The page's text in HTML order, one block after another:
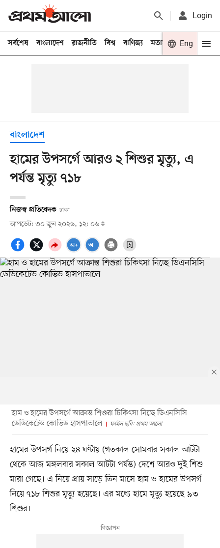
Login
সর্বশেষ বাংলাদেশ রাজনীতি বিশ্ব বাণিজ্য মতামত খেলা
Eng
বাংলাদেশ
হামের উপসর্গে আরও ২ শিশুর মৃত্যু, এ
পর্যন্ত মৃত্যু ৭১৮
নিজস্ব প্রতিবেদক ঢাকা
আপডেট: ৩০ জুন ২০২৬, ১২: ০৬
হাম ও হামের উপসর্গে আক্রান্ত শিশুরা চিকিৎসা নিচ্ছে ডিএনসিসি
ডেডিকেটেড কোভিড হাসপাতালে
ফাইল ছবি: প্রথম আলো
হামের উপসর্গ নিয়ে ২৪ ঘণ্টায় (গতকাল সোমবার সকাল আটটা
থেকে আজ মঙ্গলবার সকাল আটটা পর্যন্ত) দেশে আরও দুই শিশু
মারা গেছে। এ নিয়ে প্রায় সাড়ে তিন মাসে হাম ও হামের উপসর্গ
নিয়ে ৭১৮ শিশুর মৃত্যু হয়েছে। এর মধ্যে হামে মৃত্যু হয়েছে ৯৩
শিশুর।